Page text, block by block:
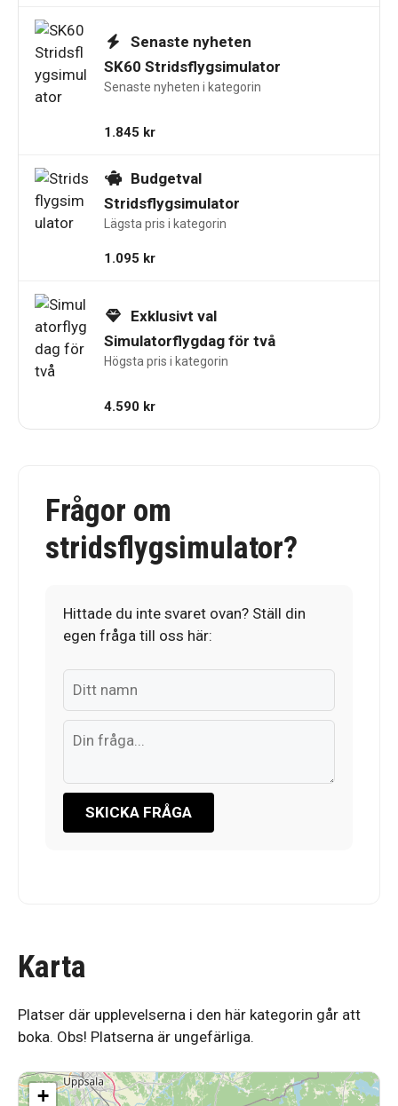
Senaste nyheten
SK60 Stridsflygsimulator
Senaste nyheten i kategorin
1.845 kr
Budgetval
Stridsflygsimulator
Lägsta pris i kategorin
1.095 kr
Exklusivt val
Simulatorflygdag för två
Högsta pris i kategorin
4.590 kr
Frågor om
stridsflygsimulator?
Hittade du inte svaret ovan? Ställ din
egen fråga till oss här:
SKICKA FRÅGA
Karta
Platser där upplevelserna i den här kategorin går att
boka. Obs! Platserna är ungefärliga.
+